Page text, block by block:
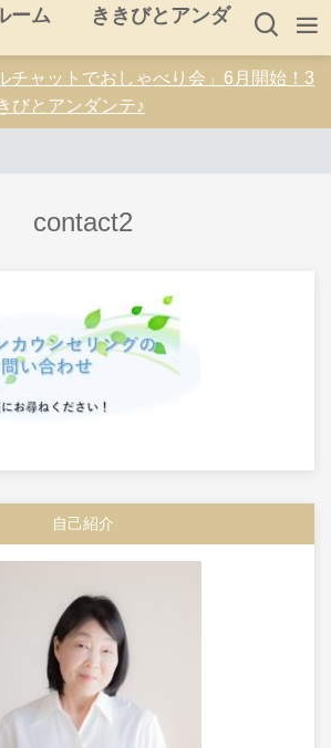
ーム ききびとアンダ
チャットでおしゃべり会」6月開始！3
びとアンダンテ♪
contact2
自己紹介